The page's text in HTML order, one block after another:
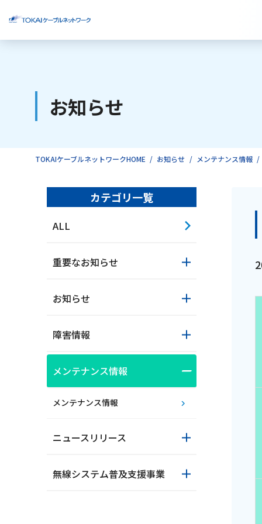
ご利用中のお客様
おトクな情報
お知らせ
TOKAIケーブルネットワークHOME お知らせ メンテナンス情報
カテゴリ一覧
ALL
重要なお知らせ
お知らせ
障害情報
メンテナンス情報
メンテナンス情報
ニュースリリース
無線システム普及支援事業